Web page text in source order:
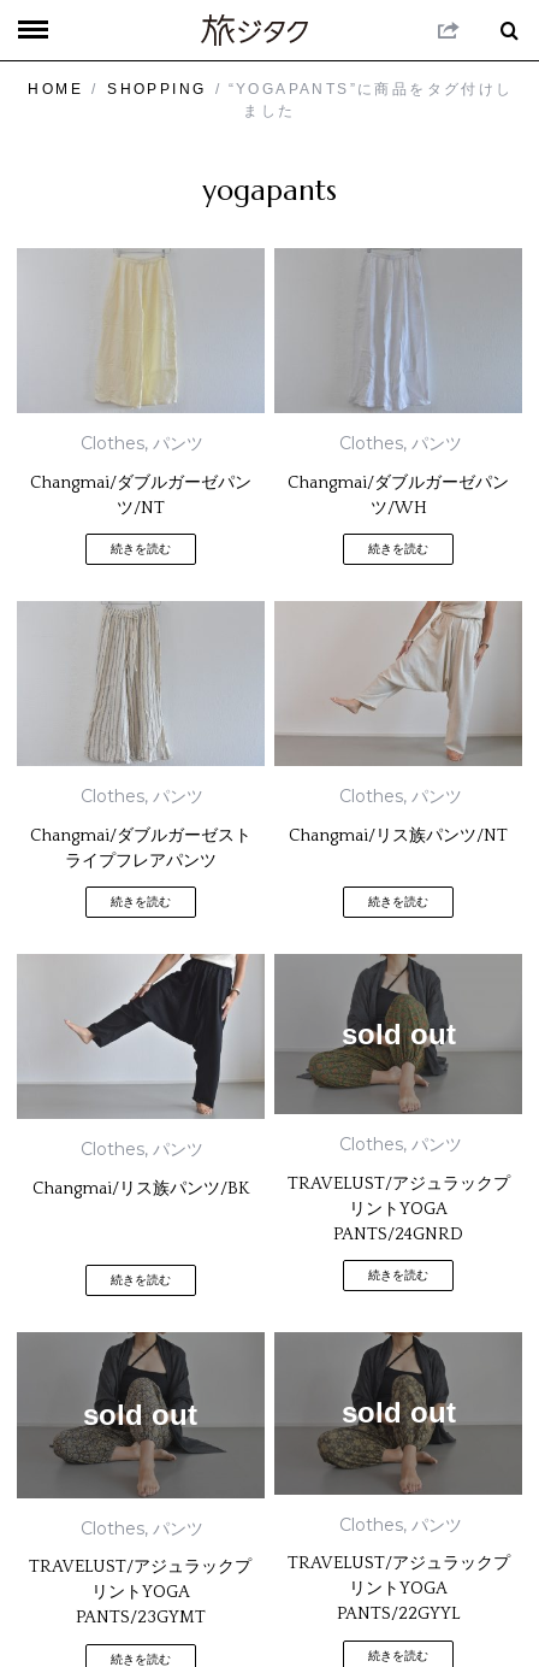
HOME / SHOPPING
/ “YOGAPANTS”に商品をタグ付けし
ました
yogapants
Clothes,パンツ
Changmai/ダブルガーゼパン
ツ/NT
続きを読む
Clothes, パンツ
Changmai/ダブルガーゼパン
ツ/WH
続きを読む
Clothes,パンツ
Changmai/ダブルガーゼスト
ライプフレアパンツ
続きを読む
Clothes, パンツ
Changmai/リス族パンツ/NT
続きを読む
Clothes,パンツ
Changmai/リス族パンツ/BK
続きを読む
sold out
Clothes, パンツ
TRAVELUST/アジュラックプ
リントYOGA
PANTS/24GNRD
続きを読む
sold out
Clothes,パンツ
TRAVELUST/アジュラックプ
リントYOGA
PANTS/23GYMT
続きを読む
sold out
Clothes, パンツ
TRAVELUST/アジュラックプ
リントYOGA
PANTS/22GYYL
続きを読む